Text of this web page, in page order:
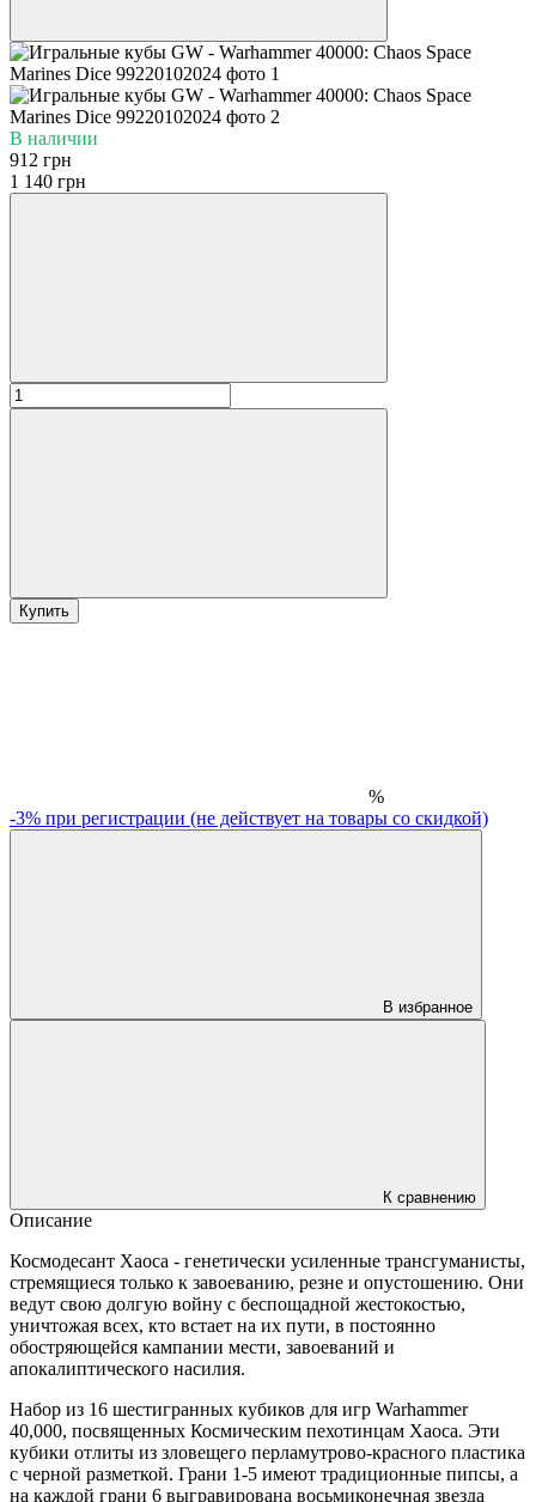
В наличии
912 грн
1 140 грн
Купить
%
-3% при регистрации (не действует на товары со скидкой)
В избранное
К сравнению
Описание
Космодесант Хаоса - генетически усиленные трансгуманисты,
стремящиеся только к завоеванию, резне и опустошению. Они
ведут свою долгую войну с беспощадной жестокостью,
уничтожая всех, кто встает на их пути, в постоянно
обостряющейся кампании мести, завоеваний и
апокалиптического насилия.
Набор из 16 шестигранных кубиков для игр Warhammer
40,000, посвященных Космическим пехотинцам Хаоса. Эти
кубики отлиты из зловещего перламутрово-красного пластика
с черной разметкой. Грани 1-5 имеют традиционные пипсы, а
на каждой грани 6 выгравирована восьмиконечная звезда